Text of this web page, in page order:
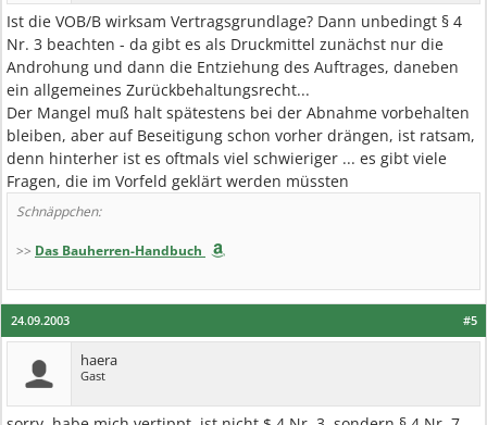
Ist die VOB/B wirksam Vertragsgrundlage? Dann unbedingt § 4
Nr. 3 beachten - da gibt es als Druckmittel zunächst nur die
Androhung und dann die Entziehung des Auftrages, daneben
ein allgemeines Zurückbehaltungsrecht...
Der Mangel muß halt spätestens bei der Abnahme vorbehalten
bleiben, aber auf Beseitigung schon vorher drängen, ist ratsam,
denn hinterher ist es oftmals viel schwieriger ... es gibt viele
Fragen, die im Vorfeld geklärt werden müssten
Schnäppchen:
>> Das Bauherren-Handbuch
#5
24.09.2003
haera
Gast